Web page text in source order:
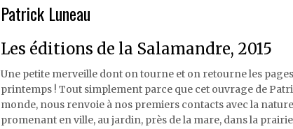
Patrick Luneau
Les éditions de la Salamandre, 2015
Une petite merveille dont on tourne et on retourne les
printemps ! Tout simplement parce que cet ouvrage de
monde, nous renvoie à nos premiers contacts avec la
promenant en ville, au jardin, près de la mare, dans la